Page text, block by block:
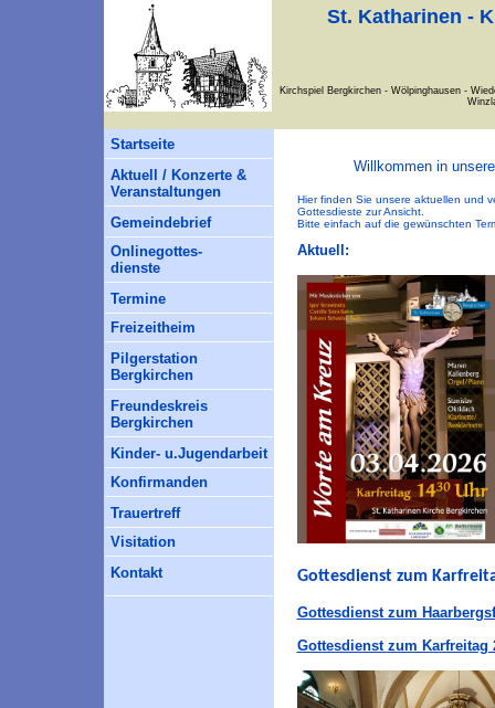
St. Katharinen -
Kirchspiel Bergkirchen - Wölpinghausen -
Startseite
Aktuell / Konzerte &
Veranstaltungen
Gemeindebrief
Onlinegottes-
dienste
Termine
Freizeitheim
Pilgerstation
Bergkirchen
Freundeskreis
Bergkirchen
Kinder- u.Jugendarbeit
Konfirmanden
Trauertreff
Visitation
Kontakt
Willkommen in
Hier finden Sie unsere aktuellen und
Gottesdieste zur Ansicht.
Bitte einfach auf die gewünschten
Aktuell:
Gottesdienst zum
Gottesdienst zum
Gottesdienst zum Karfreitag